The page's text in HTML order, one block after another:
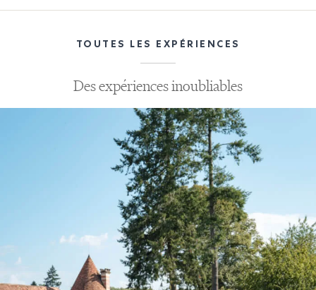
et
TOUTES LES EXPÉRIENCES
Des expériences inoubliables